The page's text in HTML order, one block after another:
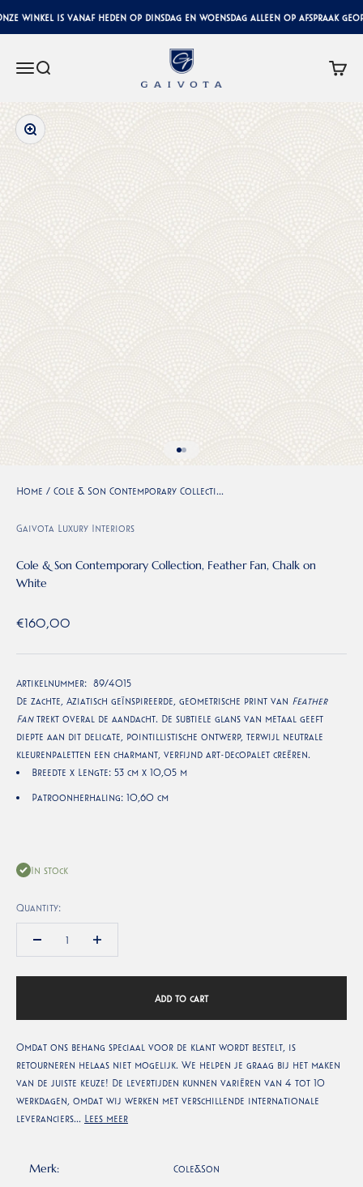
winkel is vanaf heden op dinsdag en woensdag alleen op afspraak
MenuSearch
Gaivota Luxury Interiors
Cart
Zoom
Home / Cole & Son Contemporary Collecti...
Gaivota Luxury Interiors
Cole & Son Contemporary Collection, Feather Fan, Chalk on
White
Sale price
€160,00
Artikelnummer: 89/4015
De zachte, Aziatisch geïnspireerde, geometrische print van Feather
Fantrekt overal de aandacht. De subtiele glans van metaal geeft
diepte aan dit delicate, pointillistische ontwerp, terwijl neutrale
kleurenpaletten een charmant, verfijnd art-decopalet creëren.
Breedte x Lengte: 53 cm x 10,05 m
Patroonherhaling: 10,60 cm
In stock
Quantity:
Add to cart
Omdat ons behang speciaal voor de klant wordt bestelt, is
retourneren helaas niet mogelijk. We helpen je graag bij het maken
van de juiste keuze! De levertijden kunnen variëren van 4 tot 10
werkdagen, omdat wij werken met verschillende internationale
leveranciers... Lees meer
Merk: Cole&Son